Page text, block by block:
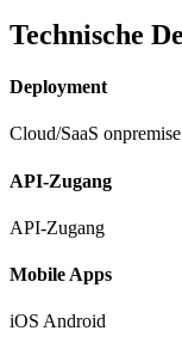
Technische
Deployment
Cloud/SaaS onpremise
API-Zugang
API-Zugang
Mobile Apps
iOS Android